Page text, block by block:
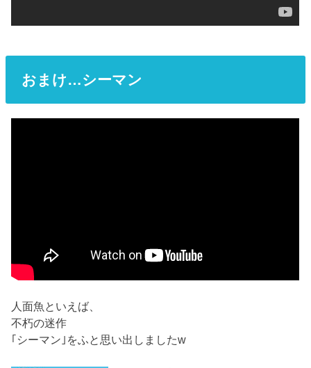
おまけ…シーマン
人面魚といえば、
不朽の迷作
｢シーマン｣をふと思い出しましたw